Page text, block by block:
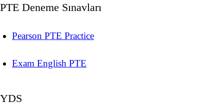
PTE Deneme Sınavları
Pearson PTE Practice
Exam English PTE
YDS